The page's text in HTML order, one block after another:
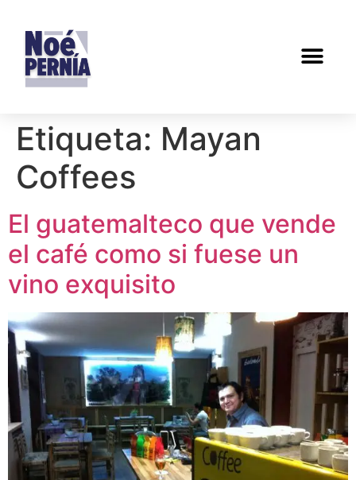
Etiqueta: Mayan
Coffees
El guatemalteco que vende
el café como si fuese un
vino exquisito